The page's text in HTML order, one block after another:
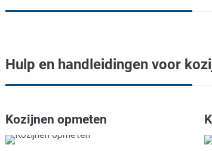
Hulp en handleidingen voor
Kozijnen opmeten